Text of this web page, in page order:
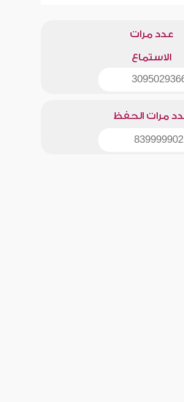
عدد مرات
الاستماع
مرات الحفظ
839999902